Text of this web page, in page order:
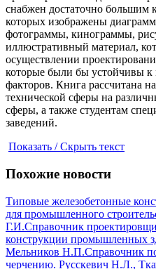
снабжен достаточно большим
которых изображены
фотограммы, кинограммы,
иллюстративный материал,
осуществлении
которые были бы устойчивы
факторов. Книга рассчитана
технической сферы на
сферы, а также студентам
заведений.
Показать / Скрыть текст
Похожие новости
Типовые железобетонные
для промышленного
Г.И.Справочник
конструкции промышленных
Мельников Н.П.Справочник
черчению. Русскевич Н.Л.,